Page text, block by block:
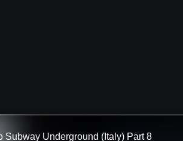
Subway Underground (Italy) Part 8